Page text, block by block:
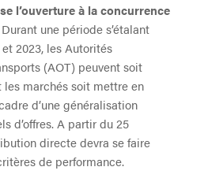
l’ouverture à la concurrence
une période s’étalant
2023, les Autorités
(AOT) peuvent soit
marchés soit mettre en
d’une généralisation
d’offres. A partir du 25
directe devra se faire
de performance.